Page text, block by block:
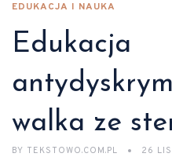
EDUKACJA I NAUKA
Edukacja
walka ze
BY TEKSTOWO.COM.PL 26